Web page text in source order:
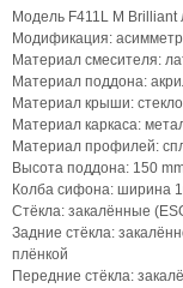
Модель F411L M Brilliant
Модификация:
Материал смесителя:
Материал поддона:
Материал крыши: стекло
Материал каркаса:
Материал профилей:
Высота поддона: 150
Колба сифона: ширина
Стёкла: закалённые
Задние стёкла:
плёнкой
Передние стёкла: